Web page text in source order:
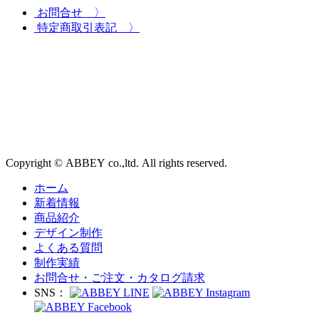
お問合せ 〉
特定商取引表記 〉
Copyright © ABBEY co.,ltd. All rights reserved.
ホーム
新着情報
商品紹介
デザイン制作
よくある質問
制作実績
お問合せ・ご注文・カタログ請求
SNS：